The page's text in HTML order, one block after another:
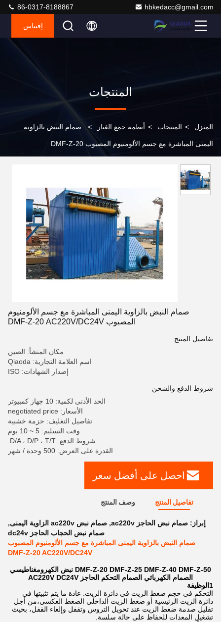
hbkedacc@gmail.com
86-0317-8188867
إقتباس
المنتجات
المنزل > المنتجات > أنظمة جمع الغبار > صمام النبض بالزاوية
اليمنى المباشرة مع جسم الألومنيوم المصبوب DMF-Z-20
صمام النبض بالزاوية اليمنى المباشرة مع جسم الألومنيوم
المصبوب DMF-Z-20 AC220V/DC24V
تفاصيل المنتج
مكان المنشأ: الصين
اسم العلامة التجارية: Qiaoda
إصدار الشهادات: ISO
شروط الدفع والشحن
الحد الأدنى لكمية: 10 جهاز كمبيوتر
الأسعار: negotiated price
تفاصيل التغليف: حزمة خشبية
وقت التسليم: 5 ~ 10 يوم
شروط الدفع: D/A ، D/P ، T/T.
القدرة على العرض: 500 وحدة / شهر
احصل على أفضل سعر
تفاصيل المنتج وصف المنتج
إبراز: صمام نبض الحاجز ac220v , صمام نبض ac220v الزاوية اليمنى
,
صمام نبض الحجاب الحاجز dc24v
صمام النبض بالزاوية اليمنى المباشرة مع جسم الألومنيوم المصبوب
DMF-Z-20 AC220V/DC24V
DMF-Z-20 DMF-Z-25 DMF-Z-40 DMF-Z-50 نبض الكهرومغناطيسي
الصمام الكهربائي الصمام التحكم الحاجز AC220V DC24V
1الوظيفة
التحكم في حجم ضغط الزيت في دائرة الزيت. عادة ما يتم تثبيتها في
دائرة الزيت الرئيسية أو ضغط الزيت الداخلي الضغط العكسي،من أجل
تقليل صدمة ضغط الزيت عند تحويل التروس وتقفل وإلغاء القفل، بحيث
تشغيل المعدات للحفاظ على حالة سلسة.